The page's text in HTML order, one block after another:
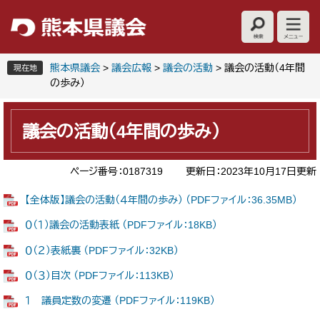
の
ー
現在地 熊本県議会 > 議会広報 > 議会の活動 > 議会の活動（4年間
の歩み）
本
議会の活動（4年間の歩み）
ページ番号：0187319 更新日：2023年10月17日更新
【全体版】議会の活動（４年間の歩み） （PDFファイル：36.35MB）
０（１）議会の活動表紙 （PDFファイル：18KB）
０（２）表紙裏 （PDFファイル：32KB）
０（３）目次 （PDFファイル：113KB）
１ 議員定数の変遷 （PDFファイル：119KB）